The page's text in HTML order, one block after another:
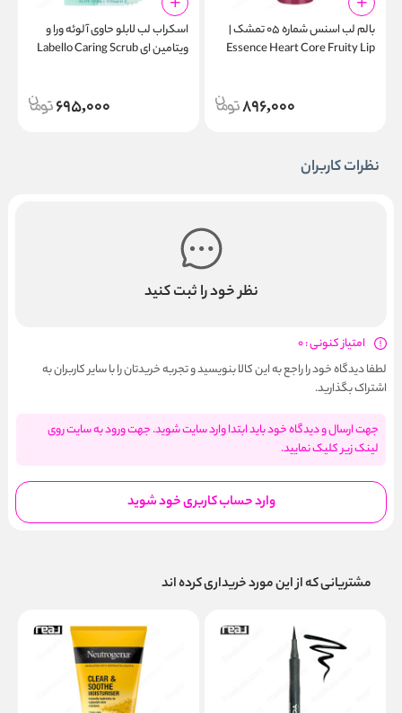
بالم لب اسنس شماره ۰۵ تمشک |
Essence Heart Core Fruity Lip
896,000
اسکراب لب لابلو حاوی آلوئه ورا و
ویتامین ای Labello Caring Scrub
695,000
نظرات کاربران
نظر خود را ثبت کنید
امتیاز کنونی : 0
لطفا دیدگاه خود را راجع به این کالا بنویسید و تجربه خریدتان را با سایر کاربران به
اشتراک بگذارید.
جهت ارسال و دیدگاه خود باید ابتدا وارد سایت شوید. جهت ورود به سایت روی
لینک زیر کلیک نمایید.
وارد حساب کاربری خود شوید
مشتریانی که از این مورد خریداری کرده اند